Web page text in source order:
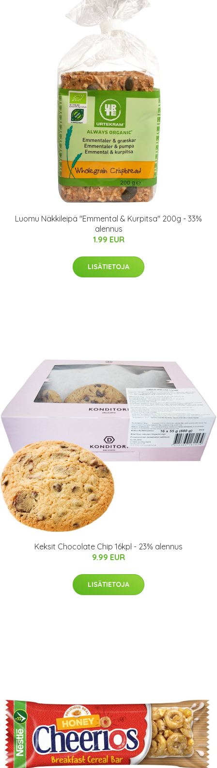
Luomu Näkkileipä "Emmental & Kurpitsa" 200g - 33%
alennus
1.99 EUR
LISÄTIETOJA
Keksit Chocolate Chip 16kpl - 23% alennus
9.99 EUR
LISÄTIETOJA